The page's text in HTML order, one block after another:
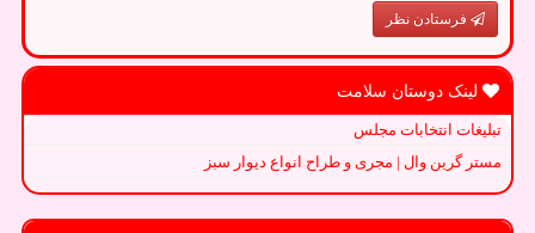
فرستادن نظر
لینک دوستان سلامت
تبلیغات انتخابات مجلس
مستر گرین وال | مجری و طراح انواع دیوار سبز